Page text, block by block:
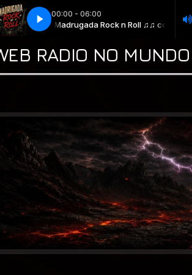
00:00 - 06:00
Madrugada Rock n Roll ♫♫ com * Tio
Foreigner - Blue Morning, Blue Day (Live
RADIO NO